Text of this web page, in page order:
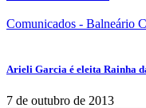
Comunicados - Balneário
Arieli Garcia é eleita Rainha
7 de outubro de 2013